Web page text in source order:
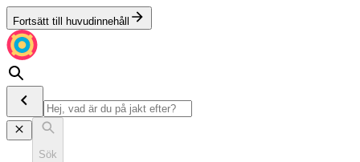
Fortsätt till huvudinnehåll
Sök